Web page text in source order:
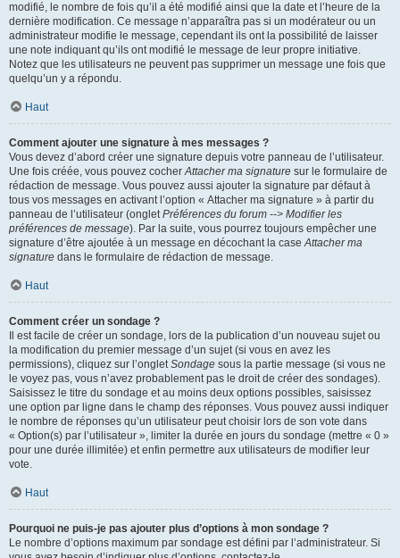
modifié, le nombre de fois qu’il a été modifié ainsi que la date et l’heure de la
dernière modification. Ce message n’apparaîtra pas si un modérateur ou un
administrateur modifie le message, cependant ils ont la possibilité de laisser
une note indiquant qu’ils ont modifié le message de leur propre initiative.
Notez que les utilisateurs ne peuvent pas supprimer un message une fois que
quelqu’un y a répondu.
Haut
Comment ajouter une signature à mes messages ?
Vous devez d’abord créer une signature depuis votre panneau de l’utilisateur.
Une fois créée, vous pouvez cocherAttacher ma signature sur le formulaire de
rédaction de message. Vous pouvez aussi ajouter la signature par défaut à
tous vos messages en activant l’option « Attacher ma signature » à partir du
panneau de l’utilisateur (ongletPréférences du forum --> Modifier les
préférences de message). Par la suite, vous pourrez toujours empêcher une
signature d’être ajoutée à un message en décochant la caseAttacher ma
signature dans le formulaire de rédaction de message.
Haut
Comment créer un sondage ?
Il est facile de créer un sondage, lors de la publication d’un nouveau sujet ou
la modification du premier message d’un sujet (si vous en avez les
permissions), cliquez sur l’ongletSondage sous la partie message (si vous ne
le voyez pas, vous n’avez probablement pas le droit de créer des sondages).
Saisissez le titre du sondage et au moins deux options possibles, saisissez
une option par ligne dans le champ des réponses. Vous pouvez aussi indiquer
le nombre de réponses qu’un utilisateur peut choisir lors de son vote dans
« Option(s) par l’utilisateur », limiter la durée en jours du sondage (mettre « 0 »
pour une durée illimitée) et enfin permettre aux utilisateurs de modifier leur
vote.
Haut
Pourquoi ne puis-je pas ajouter plus d’options à mon sondage ?
Le nombre d’options maximum par sondage est défini par l’administrateur. Si